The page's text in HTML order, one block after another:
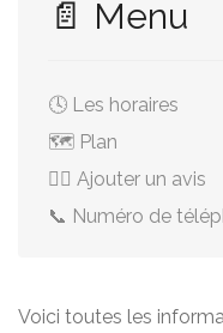
📄 Menu
🕓 Les horaires
🗺️ Plan
✍🏻 Ajouter un avis
📞 Numéro de
Voici toutes les